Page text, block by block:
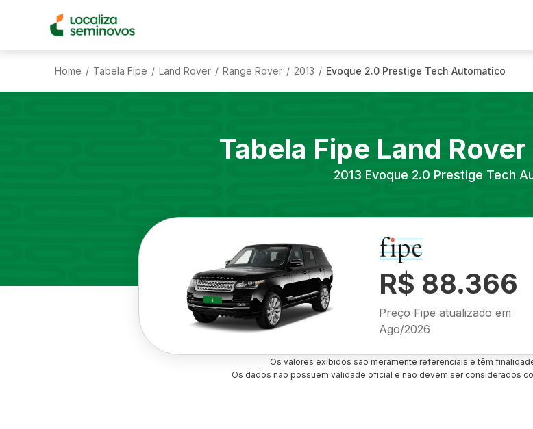
Home / Tabela Fipe / Land Rover / Range Rover / 2013 / Evoque 2.0 Prestige Tech Automatico
Tabela Fipe Land Rover
2013 Evoque 2.0 Prestige Tech
R$ 88.366
Preço Fipe atualizado em
Ago/2026
Os valores exibidos são meramente referenciais e têm
Os dados não possuem validade oficial e não devem ser considerados